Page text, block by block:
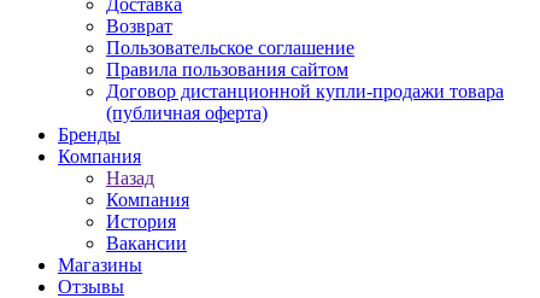
Доставка
Возврат
Пользовательское соглашение
Правила пользования сайтом
Договор дистанционной купли-продажи товара
(публичная оферта)
Бренды
Компания
Назад
Компания
История
Вакансии
Магазины
Отзывы